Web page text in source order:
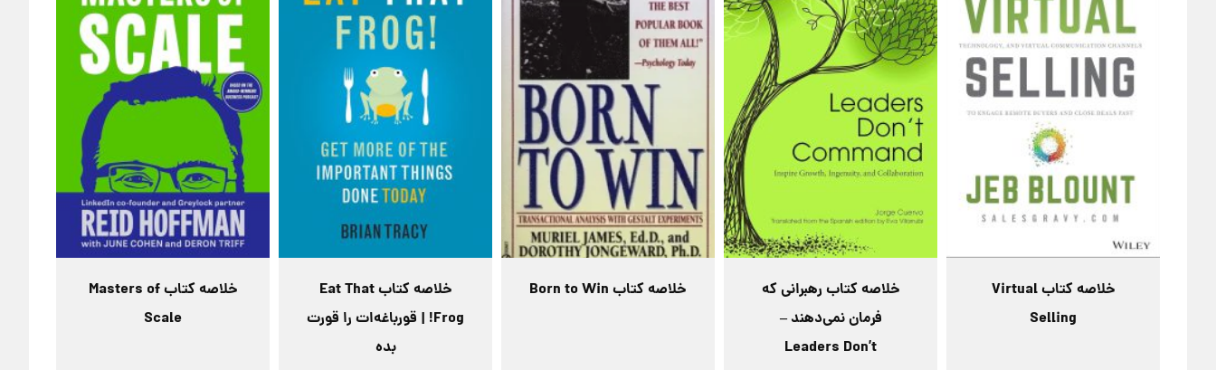
خلاصه کتاب Virtual
Selling
خلاصه کتاب رهبرانی که
فرمان نمی‌دهند –
Leaders Don’t
خلاصه کتاب Born to Win
خلاصه کتاب Eat That
Frog! | قورباغه‌ات را قورت
بده
خلاصه کتاب Masters of
Scale